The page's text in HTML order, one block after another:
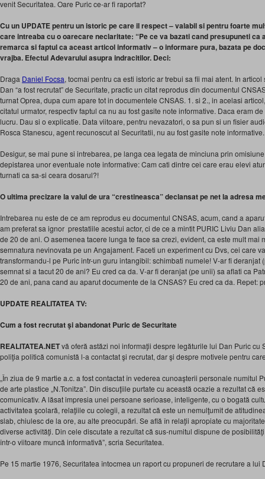
venit Securitatea. Oare Puric ce-ar fi raportat?
Cu un UPDATE pentru un istoric pe care il respect – valabil si pentru foarte
care intreaba cu o oarecare neclaritate: “Pe ce va bazati cand presupuneti ca
remarca si faptul ca aceast articol informativ – o informare pura, bazata pe
vrajba. Efectul Adevarului asupra indracitilor. Deci:
Draga Daniel Focsa, tocmai pentru ca esti istoric ar trebui sa fii mai atent. In
Dan “a fost recrutat” de Securitate, practic un citat reprodus din documentul
turnat Oprea, dupa cum apare tot in documentele CNSAS. 1. si 2., in acelasi
citatul urmator, respectiv faptul ca nu au fost gasite note informative. Daca eram
lucru. Dau si o explicatie. Data viitoare, pentru nevazatori, o sa pun si un fisier
Rosca Stanescu, agent recunoscut al Securitatii, nu au fost gasite note
Desigur, se mai pune si intrebarea, pe langa cea legata de minciuna prin
depistarea unor eventuale note informative: Cam cati dintre cei care erau elevi
turnati ca sa-si ceara dosarul?!
O ultima precizare la valul de ura “crestineasca” declansat pe net la adresa
Intrebarea nu este de ce am reprodus eu documentul CNSAS, acum, cand a
am preferat sa ignor prestatiile acestui actor, ci de ce a mintit PURIC Liviu Dan
de 20 de ani. O asemenea tacere lunga te face sa crezi, evident, ca este mult mai
semnatura nevinovata pe un Angajament. Faceti un experiment cu Dvs, cei care
transformandu-l pe Puric intr-un guru intangibil: schimbati numele! V-ar fi deranjat
semnat si a tacut 20 de ani? Eu cred ca da. V-ar fi deranjat (pe unii) sa aflati ca
20 de ani, pana cand au aparut documente de la CNSAS? Eu cred ca da. Repet:
UPDATE REALITATEA TV:
Cum a fost recrutat şi abandonat Puric de Securitate
REALITATEA.NETvă oferă astăzi noi informaţii despre legăturile lui Dan Puric cu
poliţia politică comunistă l-a contactat şi recrutat, dar şi despre motivele pentru
„În ziua de 9 martie a.c. a fost contactat în vederea cunoaşterii personale numitul
de arte plastice „N.Tonitza”. Din discuţiile purtate cu această ocazie a rezultat că
comunicativ. A lăsat impresia unei persoane serioase, inteligente, cu o bogată
activitatea şcolară, relaţiile cu colegii, a rezultat că este un nemulţumit de
slab, chiulesc de la ore, au alte preocupări. Se află în relaţii apropiate cu
diverse activităţi. Din cele discutate a rezultat că sus-numitul dispune de
într-o viitoare muncă informativă”, scria Securitatea.
Pe 15 martie 1976, Securitatea întocmea un raport cu propuneri de recrutare a lui